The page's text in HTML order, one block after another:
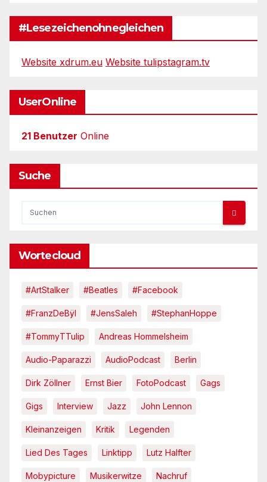
#Lesezeichenohnegleichen
Website xdrum.eu Website tulipstagram.tv
UserOnline
21 Benutzer Online
Suche
Wortecloud
#ArtStalker #Beatles #Facebook
#FranzDeBÿl #JensSaleh #StephanHoppe
#TommyTTulip Andreas Hommelsheim
Audio-Paparazzi AudioPodcast Berlin
Dirk Zöllner Ernst Bier FotoPodcast Gags
Gigs Interview Jazz John Lennon
Kleinanzeigen Kritik Legenden
Lied Des Tages Linktipp Lutz Halfter
Mobypicture Musikerwitze Nachruf